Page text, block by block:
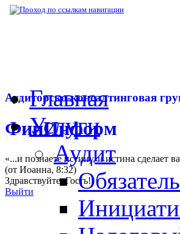
Аудиторско-консалтинговая
ФинИнформ
«...и познаете истину, и истина сделает
(от Иоанна, 8:32)
Здравствуйте,Гость!
Выйти
Главная
Услуги
Аудит